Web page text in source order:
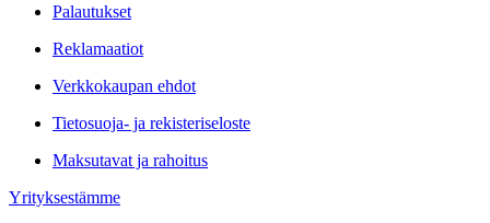
Palautukset
Reklamaatiot
Verkkokaupan ehdot
Tietosuoja- ja rekisteriseloste
Maksutavat ja rahoitus
Yrityksestämme